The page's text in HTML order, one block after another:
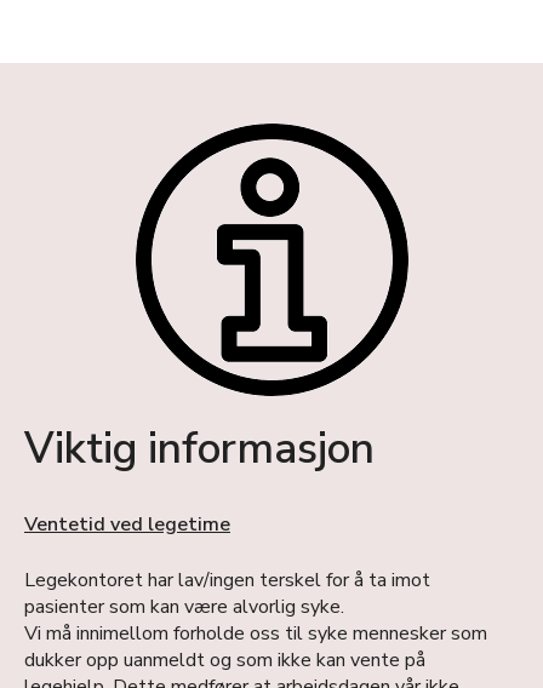
Viktig informasjon
Ventetid ved legetime
Legekontoret har lav/ingen terskel for å ta imot
pasienter som kan være alvorlig syke.
Vi må innimellom forholde oss til syke mennesker som
dukker opp uanmeldt og som ikke kan vente på